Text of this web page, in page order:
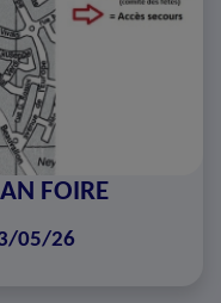
FOIRE
05/26